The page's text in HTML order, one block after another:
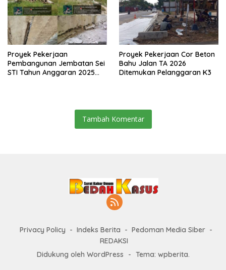
Proyek Pekerjaan
Pembangunan Jembatan Sei
STI Tahun Anggaran 2025
Proyek Pekerjaan Cor Beton
Bahu Jalan TA 2026
Ditemukan Pelanggaran K3
Tambah Komentar
Privacy Policy Indeks Berita
Pedoman Media Siber
REDAKSI
Didukung oleh WordPress
- Tema: wpberita.